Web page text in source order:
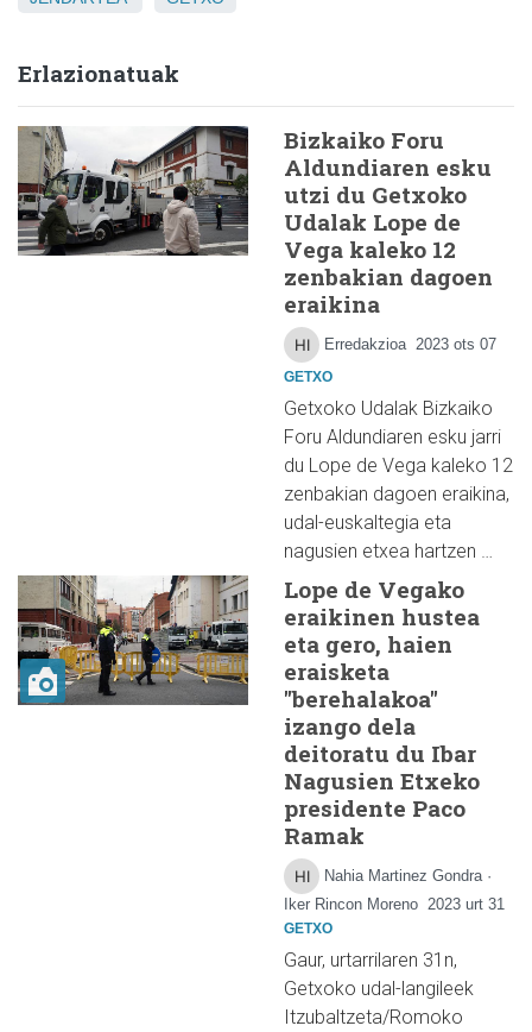
Erlazionatuak
Bizkaiko Foru
Aldundiaren esku
utzi du Getxoko
Udalak Lope de
Vega kaleko 12
zenbakian dagoen
eraikina
Erredakzioa 2023 ots 07
GETXO
Getxoko Udalak Bizkaiko
Foru Aldundiaren esku jarri
du Lope de Vega kaleko 12
zenbakian dagoen eraikina,
udal-euskaltegia eta
nagusien etxea hartzen …
Lope de Vegako
eraikinen hustea
eta gero, haien
eraisketa
"berehalakoa"
izango dela
deitoratu du Ibar
Nagusien Etxeko
presidente Paco
Ramak
Nahia Martinez Gondra ·
Iker Rincon Moreno 2023 urt 31
GETXO
Gaur, urtarrilaren 31n,
Getxoko udal-langileek
Itzubaltzeta/Romoko